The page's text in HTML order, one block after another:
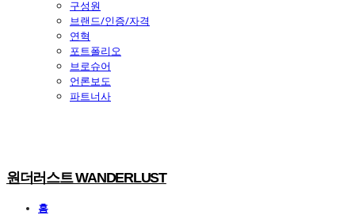
구성원
브랜드/인증/자격
연혁
포트폴리오
브로슈어
언론보도
파트너사
원더러스트 WANDERLUST
홈